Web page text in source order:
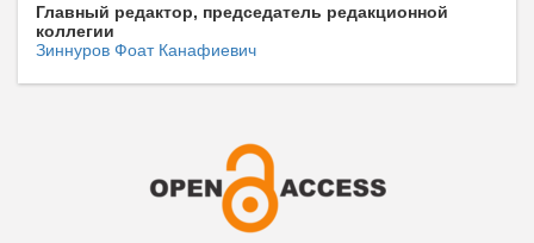
Главный редактор, председатель редакционной
коллегии
Зиннуров Фоат Канафиевич